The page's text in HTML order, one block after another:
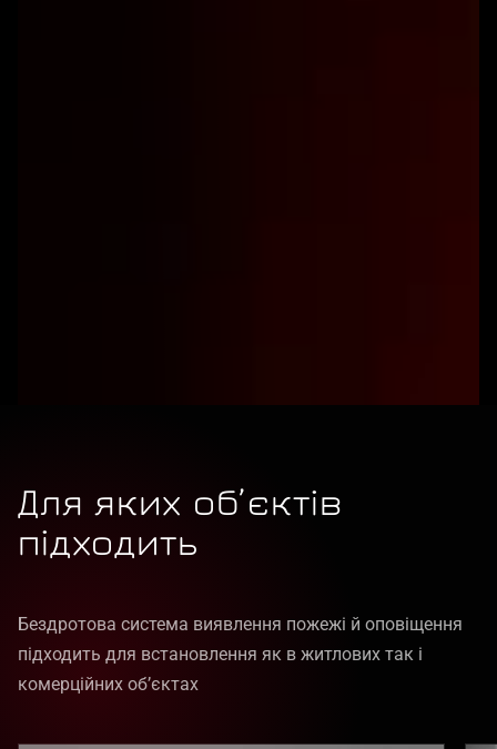
Для яких об’єктів
підходить
Бездротова система виявлення пожежі й оповіщення
підходить для встановлення як в житлових так і
комерційних обʼєктах